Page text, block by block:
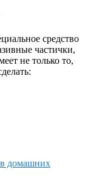
средство
частички,
не только то,
в домашних